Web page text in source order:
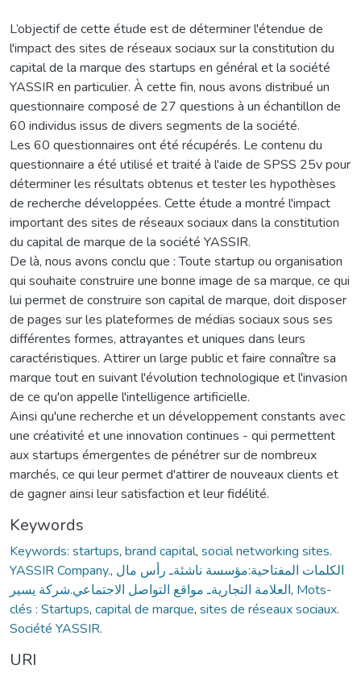
L’objectif de cette étude est de déterminer l'étendue de
l'impact des sites de réseaux sociaux sur la constitution du
capital de la marque des startups en général et la société
YASSIR en particulier. À cette fin, nous avons distribué un
questionnaire composé de 27 questions à un échantillon de
60 individus issus de divers segments de la société.
Les 60 questionnaires ont été récupérés. Le contenu du
questionnaire a été utilisé et traité à l'aide de SPSS 25v pour
déterminer les résultats obtenus et tester les hypothèses
de recherche développées. Cette étude a montré l'impact
important des sites de réseaux sociaux dans la constitution
du capital de marque de la société YASSIR.
De là, nous avons conclu que : Toute startup ou organisation
qui souhaite construire une bonne image de sa marque, ce qui
lui permet de construire son capital de marque, doit disposer
de pages sur les plateformes de médias sociaux sous ses
différentes formes, attrayantes et uniques dans leurs
caractéristiques. Attirer un large public et faire connaître sa
marque tout en suivant l'évolution technologique et l'invasion
de ce qu'on appelle l'intelligence artificielle.
Ainsi qu'une recherche et un développement constants avec
une créativité et une innovation continues - qui permettent
aux startups émergentes de pénétrer sur de nombreux
marchés, ce qui leur permet d'attirer de nouveaux clients et
de gagner ainsi leur satisfaction et leur fidélité.
Keywords
Keywords: startups, brand capital, social networking sites.
YASSIR Company., الكلمات المفتاحية:مؤسسة ناشئةـ رأس مال
العلامة التجاريةـ مواقع التواصل الاجتماعي.شركة يسير, Mots-
clés : Startups, capital de marque, sites de réseaux sociaux.
Société YASSIR.
URI